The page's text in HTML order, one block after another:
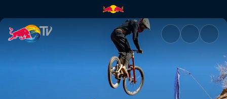
Red Bull Rampage 2018: